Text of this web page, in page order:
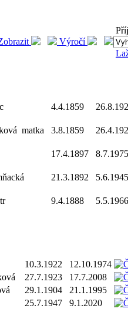
Výročí
4.4.1859
matka 3.8.1859
17.4.1897 8.7.1975
21.3.1892 5.6.1945
9.4.1888 5.5.1966
10.3.1922
12.10.1974
27.7.1923
17.7.2008
29.1.1904
21.1.1995
25.7.1947 9.1.2020